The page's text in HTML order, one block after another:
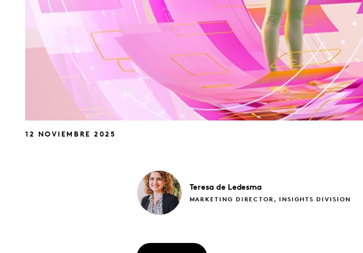
12 NOVIEMBRE 2025
Teresa de Ledesma
MARKETING DIRECTOR, INSIGHTS DIVISION